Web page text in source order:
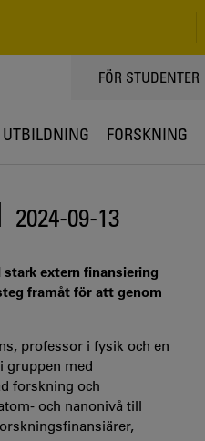
TOPPMENY
FÖR STUDENTER
UTBILDNING FORSKNING
2024-09-13
extern finansiering
framåt för att genom
professor i fysik och en
gruppen med
forskning och
och nanonivå till